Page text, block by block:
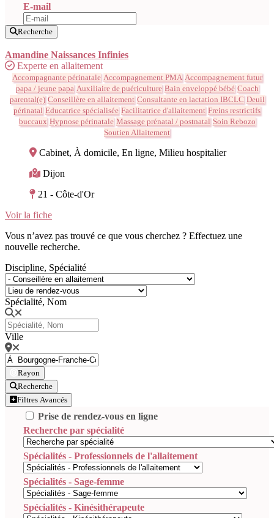
E-mail
Recherche
Amandine Naissances Infinies
Experte en allaitement
Accompagnante périnatale Accompagnement PMA Accompagnement futur
papa / jeune papa Auxiliaire de puériculture Bain enveloppé bébé Coach
parental(e) Conseillère en allaitement Consultante en lactation IBCLC Deuil
périnatal Educatrice spécialisée Facilitatrice d'allaitement Freins restrictifs
buccaux Hypnose périnatale Massage prénatal / postnatal Soin Rebozo
Soutien Allaitement
Cabinet, À domicile, En ligne, Milieu hospitalier
Dijon
21 - Côte-d'Or
Voir la fiche
Vous n’avez pas trouvé ce que vous cherchez ? Effectuez une
nouvelle recherche.
Discipline, Spécialité
Spécialité, Nom
Ville
Rayon
Recherche
Filtres Avancés
Prise de rendez-vous en ligne
Recherche par spécialité
Spécialités - Professionnels de l'allaitement
Spécialités - Sage-femme
Spécialités - Kinésithérapeute